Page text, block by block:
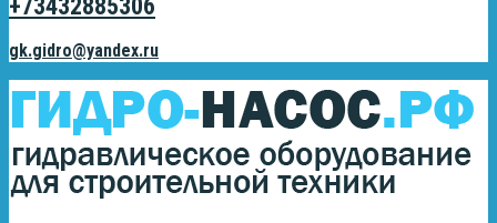
+73432885306
gk.gidro@yandex.ru